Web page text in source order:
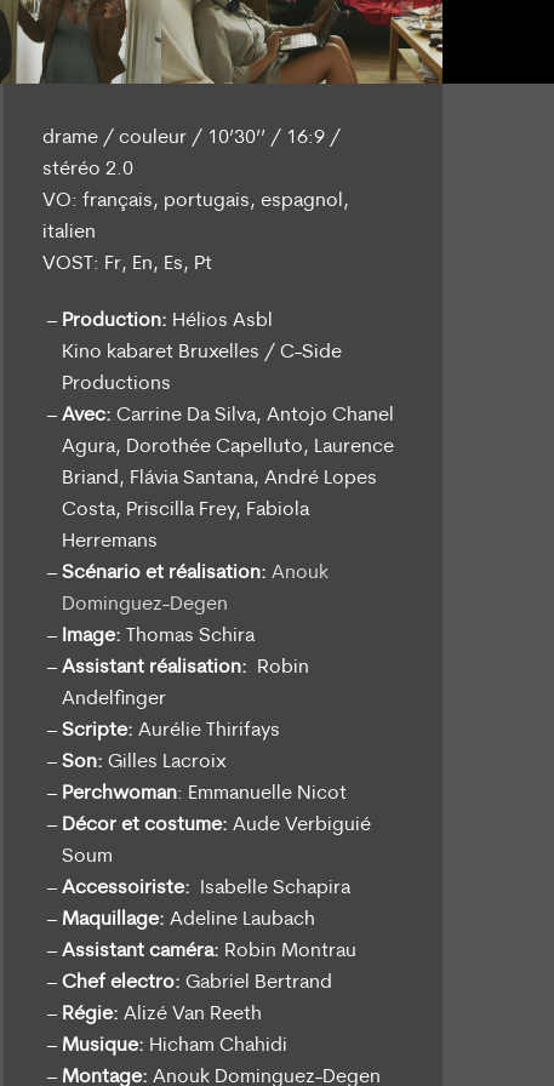
drame / couleur / 10’30’’ / 16:9 /
stéréo 2.0
VO: français, portugais, espagnol,
italien
VOST: Fr, En, Es, Pt
Production: Hélios Asbl
Kino kabaret Bruxelles / C-Side
Productions
Avec: Carrine Da Silva, Antojo Chanel
Agura, Dorothée Capelluto, Laurence
Briand, Flávia Santana, André Lopes
Costa, Priscilla Frey, Fabiola
Herremans
Scénario et réalisation: Anouk
Dominguez-Degen
Image: Thomas Schira
Assistant réalisation: Robin
Andelfinger
Scripte: Aurélie Thirifays
Son: Gilles Lacroix
Perchwoman: Emmanuelle Nicot
Décor et costume: Aude Verbiguié
Soum
Accessoiriste: Isabelle Schapira
Maquillage: Adeline Laubach
Assistant caméra: Robin Montrau
Chef electro: Gabriel Bertrand
Régie: Alizé Van Reeth
Musique: Hicham Chahidi
Montage: Anouk Dominguez-Degen